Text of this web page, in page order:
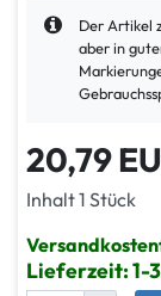
Der Artikel
aber in
20,79
Inhalt1 Stück
Lieferzeit: 1-